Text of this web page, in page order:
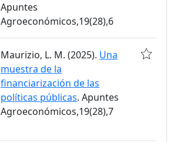
Apuntes
Agroeconómicos,19(28),6
Maurizio, L. M. (2025). Una
muestra de la
financiarización de las
políticas públicas. Apuntes
Agroeconómicos,19(28),7